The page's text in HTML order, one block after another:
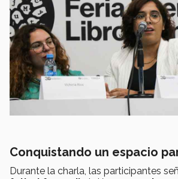
Conquistando un espacio
Durante la charla, las participantes